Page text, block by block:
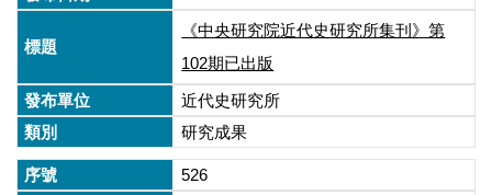
《中央研究院近代史研究所集刊》第
102期已出版
近代史研究所
研究成果
526